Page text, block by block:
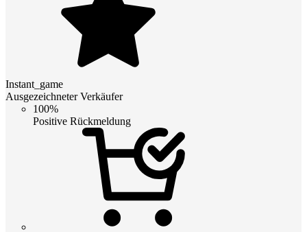
Instant_game
Ausgezeichneter Verkäufer
100%
Positive Rückmeldung